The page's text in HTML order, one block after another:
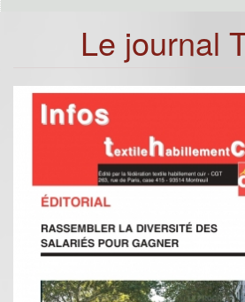
Le journal